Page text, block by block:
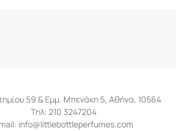
59 & Εμμ. Μπενάκη 5, Αθήνα, 10564
Tηλ: 210 3247204
info@littlebottleperfumes.com